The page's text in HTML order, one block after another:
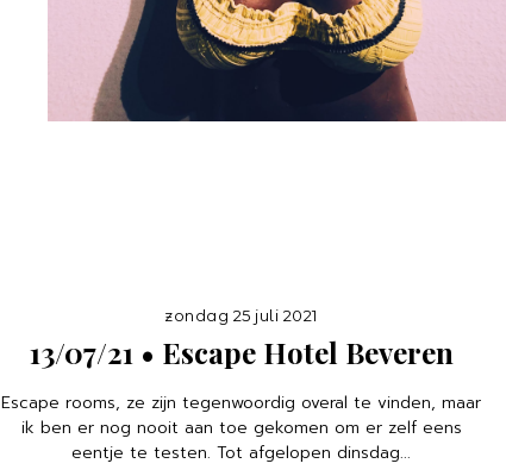
zondag 25 juli 2021
13/07/21 • Escape Hotel Beveren
Escape rooms, ze zijn tegenwoordig overal te vinden, maar
ik ben er nog nooit aan toe gekomen om er zelf eens
eentje te testen. Tot afgelopen dinsdag...